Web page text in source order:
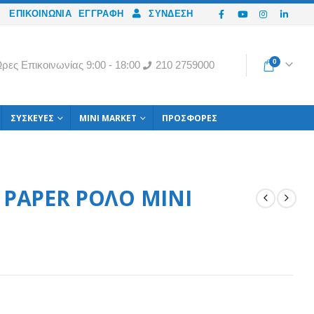
ΕΠΙΚΟΙΝΩΝΙΑ ΕΓΓΡΑΦΉ ΣΎΝΔΕΣΗ
Eπικοινωνίας 9:00 - 18:00 210 2759000 0
ΣΥΣΚΕΥΈΣ MINI MARKET ΠΡΟΣΦΟΡΈΣ
PAPER ΡΟΛΟ MINI